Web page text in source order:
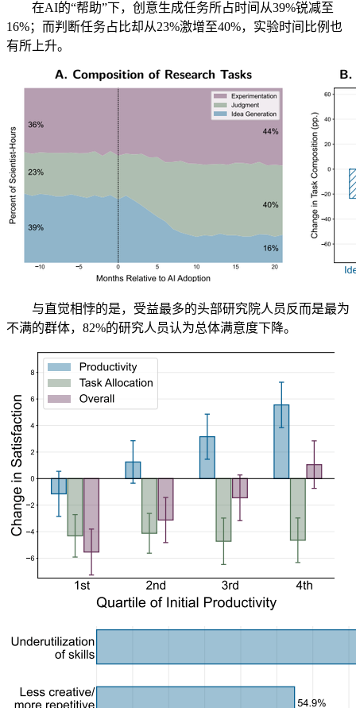
在AI的“帮助”下，创意生成任务所占时间从39%锐减至
16%；而判断任务占比却从23%激增至40%，实验时间比例也
有所上升。
与直觉相悖的是，受益最多的头部研究院人员反而是最为
不满的群体，82%的研究人员认为总体满意度下降。